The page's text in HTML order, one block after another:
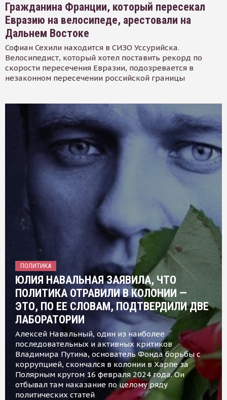
Гражданина Франции, который пересекал
Евразию на велосипеде, арестовали на
Дальнем Востоке
Софиан Сехили находится в СИЗО Уссурийска.
Велосипедист, который хотел поставить рекорд по
скорости пересечения Евразии, подозревается в
незаконном пересечении российской границы
ПОЛИТИКА
ЮЛИЯ НАВАЛЬНАЯ ЗАЯВИЛА, ЧТО
ПОЛИТИКА ОТРАВИЛИ В КОЛОНИИ —
ЭТО, ПО ЕЕ СЛОВАМ, ПОДТВЕРДИЛИ ДВЕ
ЛАБОРАТОРИИ
Алексей Навальный, один из наиболее
последовательных и активных критиков
Владимира Путина, основатель Фонда борьбы с
коррупцией, скончался в колонии в Харпе за
Полярным кругом 16 февраля 2024 года. Он
отбывал там наказание по целому ряду
политических статей